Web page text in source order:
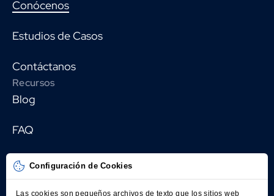
Configuración de Cookies
Las cookies son pequeños archivos de texto que los sitios web
Conócenos
Estudios de Casos
Contáctanos
Recursos
Blog
FAQ
Política de privacidad
Síganos